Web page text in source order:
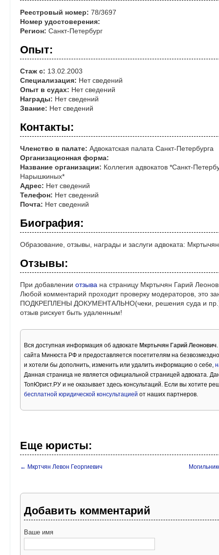
Реестровый номер: 78/3697
Номер удостоверения:
Регион: Санкт-Петербург
Опыт:
Стаж с: 13.02.2003
Специализация: Нет сведений
Опыт в судах: Нет сведений
Награды: Нет сведений
Звание: Нет сведений
Контакты:
Членство в палате: Адвокатская палата Санкт-Петербурга
Организационная форма:
Название организации: Коллегия адвокатов *Санкт-
Нарышкиных*
Адрес: Нет сведений
Телефон: Нет сведений
Почта: Нет сведений
Биография:
Образование, отзывы, награды и заслуги адвоката:
Отзывы:
При добавлении отзыва на страницу Мкртычян Гарий
Любой комментарий проходит проверку модераторов, это
ПОДКРЕПЛЕНЫ ДОКУМЕНТАЛЬНО(чеки, решения суда и пр.)!
отзыв рискует быть удаленным!
Вся доступная информация об адвокате Мкртычян Гарий Леонович
сайта Минюста РФ и предоставляется посетителям на
и хотели бы дополнить, изменить или удалить информацию о себе,
Данная страница не является официальной страницей адвоката.
ТопЮрист.РУ и не оказывает здесь консультаций. Если вы хотите
бесплатной юридической консультацией от наших партнеров.
Еще юристы:
← Мкртчян Левон Георгиевич
Добавить комментарий
Ваше имя